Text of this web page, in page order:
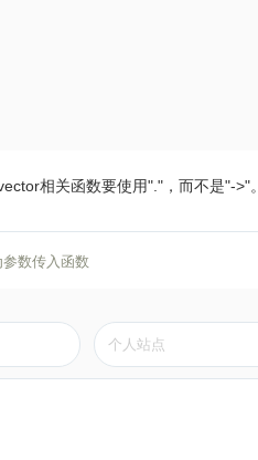
相关函数要使用"."，而不是"->"。
数传入函数